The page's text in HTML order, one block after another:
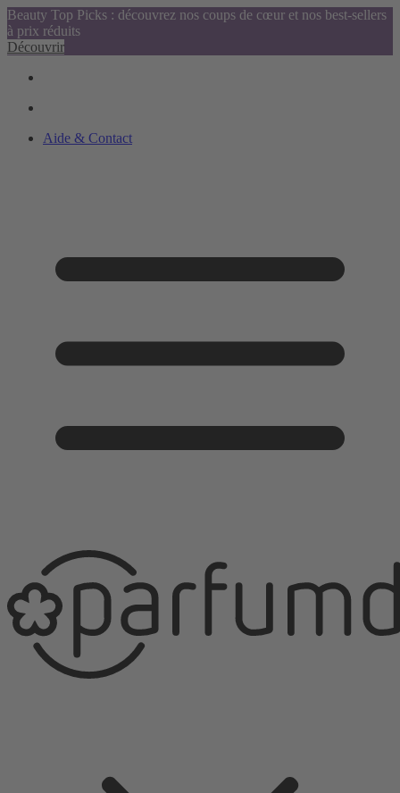
Beauty Top Picks : découvrez nos coups de cœur et nos best-sellers
à prix réduits
Découvrir
Aide & Contact